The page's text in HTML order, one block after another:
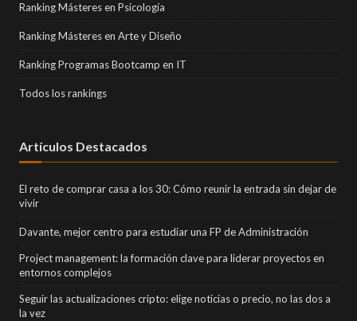
Ranking Másteres en Psicología
Ranking Másteres en Arte y Diseño
Ranking Programas Bootcamp en IT
Todos los rankings
Artículos Destacados
El reto de comprar casa a los 30: Cómo reunir la entrada sin dejar de
vivir
Davante, mejor centro para estudiar una FP de Administración
Project management: la formación clave para liderar proyectos en
entornos complejos
Seguir las actualizaciones cripto: elige noticias o precio, no las dos a
la vez